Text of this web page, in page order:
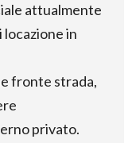
attualmente
in
fronte strada,
privato.